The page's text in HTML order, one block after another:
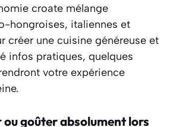
croate mélange
hongroises, italiennes et
créer une cuisine généreuse et
infos pratiques, quelques
votre expérience
goûter absolument lors